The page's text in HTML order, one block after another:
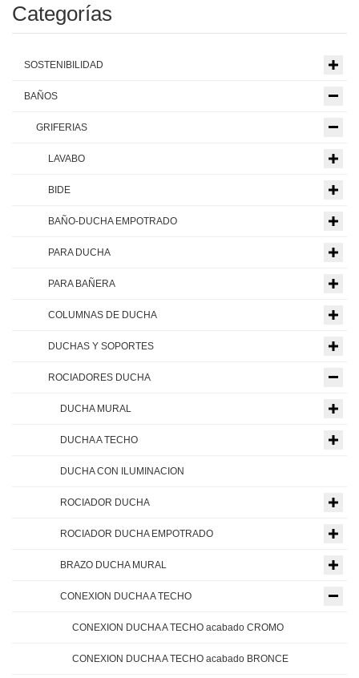
Categorías
SOSTENIBILIDAD
BAÑOS
GRIFERIAS
LAVABO
BIDE
BAÑO-DUCHA EMPOTRADO
PARA DUCHA
PARA BAÑERA
COLUMNAS DE DUCHA
DUCHAS Y SOPORTES
ROCIADORES DUCHA
DUCHA MURAL
DUCHA A TECHO
DUCHA CON ILUMINACION
ROCIADOR DUCHA
ROCIADOR DUCHA EMPOTRADO
BRAZO DUCHA MURAL
CONEXION DUCHA A TECHO
CONEXION DUCHA A TECHO acabado CROMO
CONEXION DUCHA A TECHO acabado BRONCE